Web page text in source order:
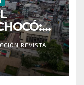
LA
REVISTA